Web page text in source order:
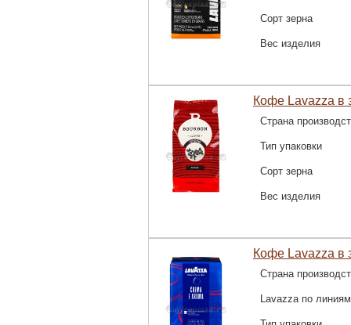
Сорт зерна
Вес изделия
Кофе Lavazza в
Страна
Тип упаковки
Сорт зерна
Вес изделия
Кофе Lavazza в
Страна
Lavazza по линиям